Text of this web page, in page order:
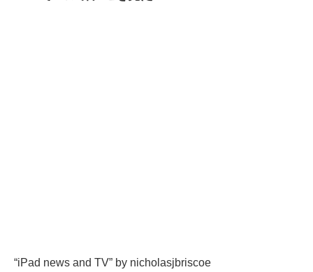
“iPad news and TV” by nicholasjbriscoe